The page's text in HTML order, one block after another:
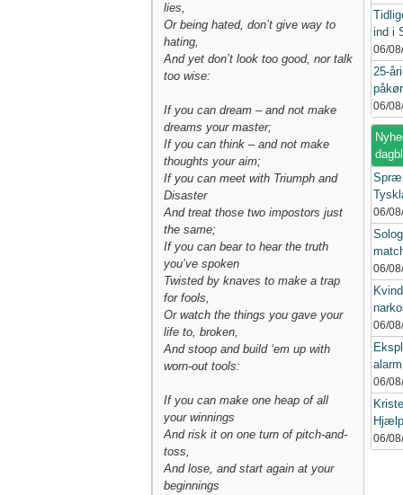
lies,
Or being hated, don’t give way to
hating,
And yet don’t look too good, nor talk
too wise:
If you can dream – and not make
dreams your master;
If you can think – and not make
thoughts your aim;
If you can meet with Triumph and
Disaster
And treat those two impostors just
the same;
If you can bear to hear the truth
you’ve spoken
Twisted by knaves to make a trap
for fools,
Or watch the things you gave your
life to, broken,
And stoop and build ‘em up with
worn-out tools:
If you can make one heap of all
your winnings
And risk it on one turn of pitch-and-
toss,
And lose, and start again at your
beginnings
ind i
06/
25-
06/
06/
06/
06/
06/
06/